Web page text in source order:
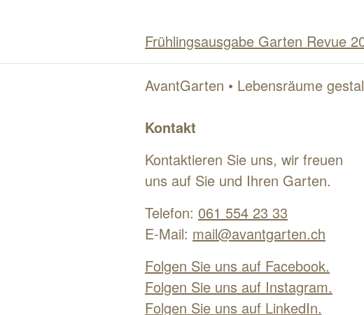
Frühlingsausgabe Garten Revue
AvantGarten • Lebensräume
Kontakt
Kontaktieren Sie uns, wir freuen
uns auf Sie und Ihren Garten.
Telefon: 061 554 23 33
E-Mail: mail@avantgarten.ch
Folgen Sie uns auf Facebook.
Folgen Sie uns auf Instagram.
Folgen Sie uns auf LinkedIn.